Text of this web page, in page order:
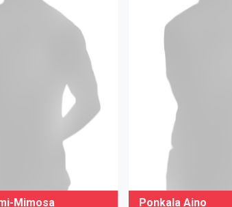
Mimosa Ponkala Aino